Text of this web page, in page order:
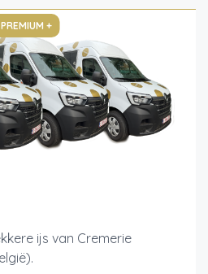
PREMIUM +
ijs van Cremerie